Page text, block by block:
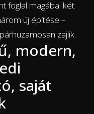
foglal magába: két
új építése –
zajlik.
modern,
saját